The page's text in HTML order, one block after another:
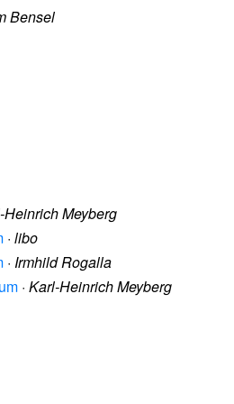
Bensel
Heinrich Meyberg
· libo
· Irmhild Rogalla
· Karl-Heinrich Meyberg